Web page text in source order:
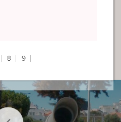
8 9